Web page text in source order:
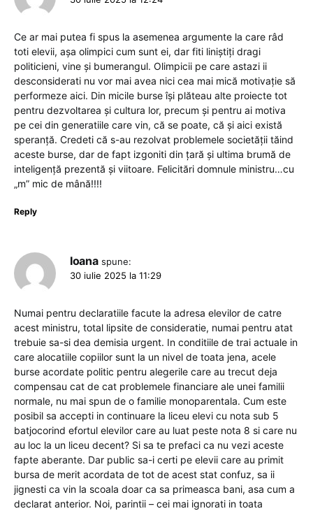
Ce ar mai putea fi spus la asemenea argumente la care râd
toti elevii, așa olimpici cum sunt ei, dar fiti liniștiți dragi
politicieni, vine și bumerangul. Olimpicii pe care astazi ii
desconsiderati nu vor mai avea nici cea mai mică motivație să
performeze aici. Din micile burse își plăteau alte proiecte tot
pentru dezvoltarea și cultura lor, precum și pentru ai motiva
pe cei din generatiile care vin, că se poate, că și aici există
speranță. Credeti că s-au rezolvat problemele societății tăind
aceste burse, dar de fapt izgoniti din țară și ultima brumă de
inteligență prezentă și viitoare. Felicitări domnule ministru…cu
„m” mic de mână!!!!
Reply
Ioana spune:
30 iulie 2025 la 11:29
Numai pentru declaratiile facute la adresa elevilor de catre
acest ministru, total lipsite de consideratie, numai pentru atat
trebuie sa-si dea demisia urgent. In conditiile de trai actuale in
care alocatiile copiilor sunt la un nivel de toata jena, acele
burse acordate politic pentru alegerile care au trecut deja
compensau cat de cat problemele financiare ale unei familii
normale, nu mai spun de o familie monoparentala. Cum este
posibil sa accepti in continuare la liceu elevi cu nota sub 5
batjocorind efortul elevilor care au luat peste nota 8 si care nu
au loc la un liceu decent? Si sa te prefaci ca nu vezi aceste
fapte aberante. Dar public sa-i certi pe elevii care au primit
bursa de merit acordata de tot de acest stat confuz, sa ii
jignesti ca vin la scoala doar ca sa primeasca bani, asa cum a
declarat anterior. Noi, parintii – cei mai ignorati in toata